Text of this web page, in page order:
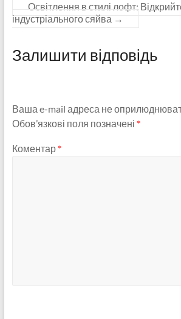
Освітлення в стилі лофт:
індустріального сяйва →
Залишити відповідь
Ваша e-mail адреса не
Обов’язкові поля позначені *
Коментар *